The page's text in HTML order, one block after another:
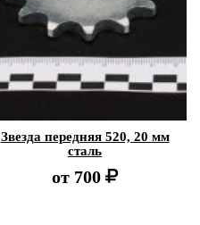
Звезда передняя 520, 20 мм
сталь
от 700